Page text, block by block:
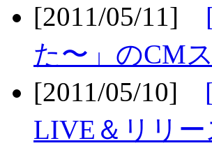
[2011/05/11]
た〜」のCM
[2011/05/10]
LIVE＆リリ